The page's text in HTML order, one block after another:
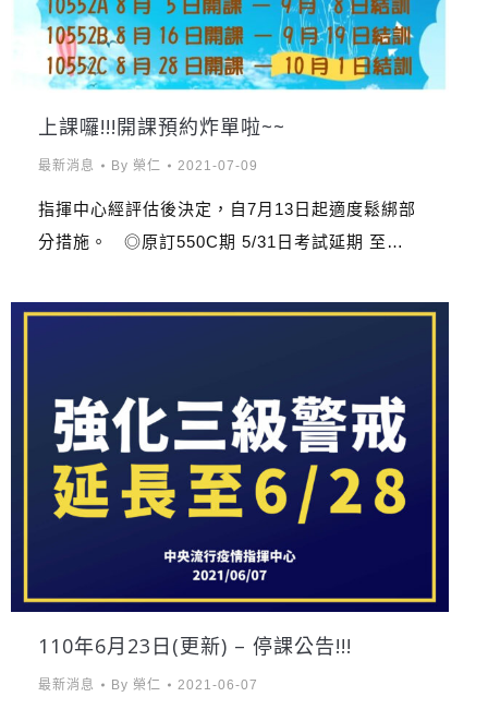
上課囉!!!開課預約炸單啦~~
最新消息 By 榮仁 2021-07-09
指揮中心經評估後決定，自7月13日起適度鬆綁部
分措施。 ◎原訂550C期 5/31日考試延期 至…
110年6月23日(更新) – 停課公告!!!
最新消息 By 榮仁 2021-06-07